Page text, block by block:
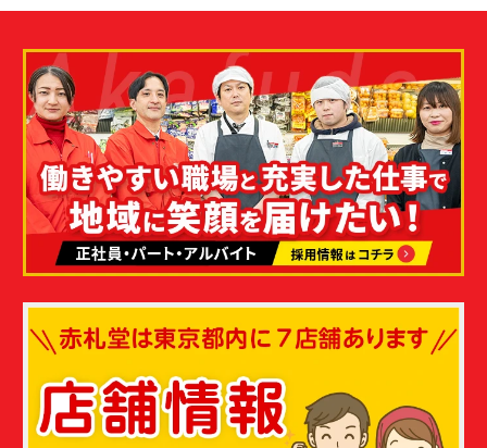
ー」OPEN